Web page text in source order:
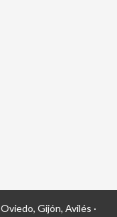
Gijón, Avilés ·